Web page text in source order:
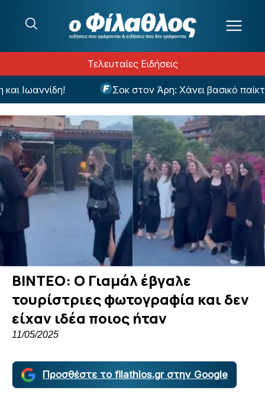
Τελευταίες Ειδήσεις
Ιωαννίδη! Σοκ στον Άρη: Χάνει βασικό παίκτη
ΒΙΝΤΕΟ: Ο Γιαμάλ έβγαλε
τουρίστριες φωτογραφία και δεν
είχαν ιδέα ποιος ήταν
11/05/2025
Προσθέστε το filathlos.gr στην Google